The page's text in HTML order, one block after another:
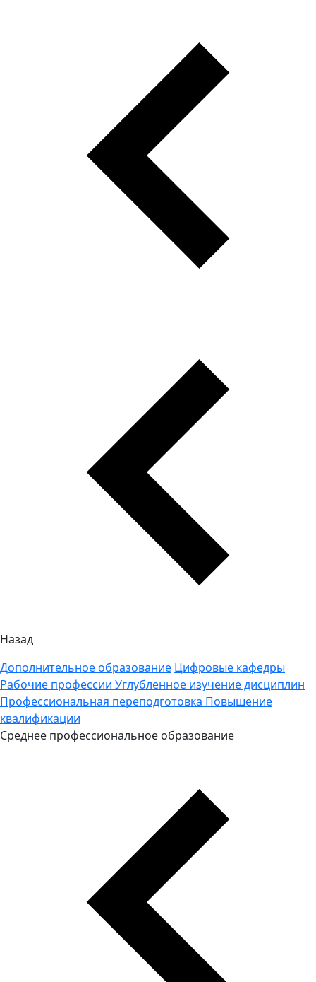
Назад
Дополнительное образование Цифровые кафедры
Рабочие профессии Углубленное изучение дисциплин
Профессиональная переподготовка Повышение
квалификации
Среднее профессиональное образование